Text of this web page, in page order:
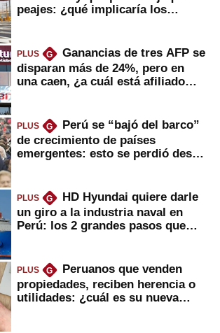
peajes: ¿qué implicaría los
PLUS G
Ganancias de tres AFP se
disparan más de 24%, pero en
una caen, ¿a cuál está afiliado
PLUS G
Perú se “bajó del barco”
de crecimiento de países
emergentes: esto se perdió desde
PLUS G
HD Hyundai quiere darle
un giro a la industria naval en
Perú: los 2 grandes pasos que
PLUS G
Peruanos que venden
propiedades, reciben herencia o
utilidades: ¿cuál es su nueva